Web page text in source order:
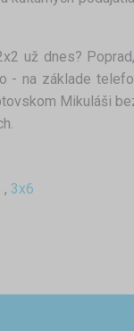
už dnes?
- na základe
Mikuláši
, 3x6